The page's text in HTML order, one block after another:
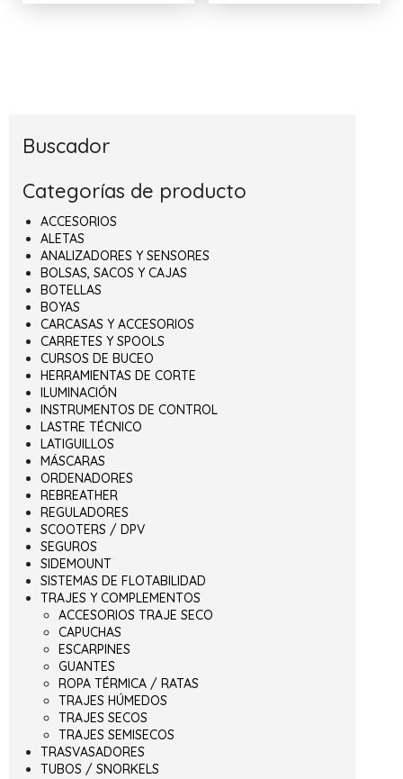
Buscador
Categorías de producto
ACCESORIOS
ALETAS
ANALIZADORES Y SENSORES
BOLSAS, SACOS Y CAJAS
BOTELLAS
BOYAS
CARCASAS Y ACCESORIOS
CARRETES Y SPOOLS
CURSOS DE BUCEO
HERRAMIENTAS DE CORTE
ILUMINACIÓN
INSTRUMENTOS DE CONTROL
LASTRE TÉCNICO
LATIGUILLOS
MÁSCARAS
ORDENADORES
REBREATHER
REGULADORES
SCOOTERS / DPV
SEGUROS
SIDEMOUNT
SISTEMAS DE FLOTABILIDAD
TRAJES Y COMPLEMENTOS
ACCESORIOS TRAJE SECO
CAPUCHAS
ESCARPINES
GUANTES
ROPA TÉRMICA / RATAS
TRAJES HÚMEDOS
TRAJES SECOS
TRAJES SEMISECOS
TRASVASADORES
TUBOS / SNORKELS